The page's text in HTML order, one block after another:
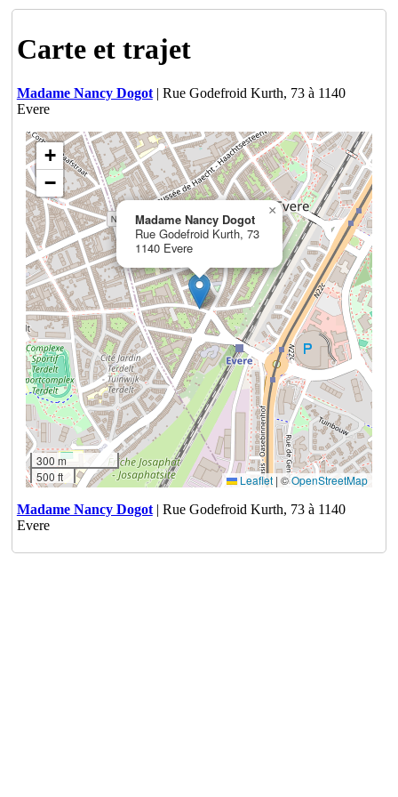
Carte et trajet
Madame Nancy Dogot| Rue Godefroid Kurth, 73 à 1140
Evere
Madame Nancy Dogot
Rue Godefroid Kurth, 73
1140 Evere
×
+
−
300 m
500 ft
Leaflet | ©OpenStreetMap
Madame Nancy Dogot| Rue Godefroid Kurth, 73 à 1140
Evere